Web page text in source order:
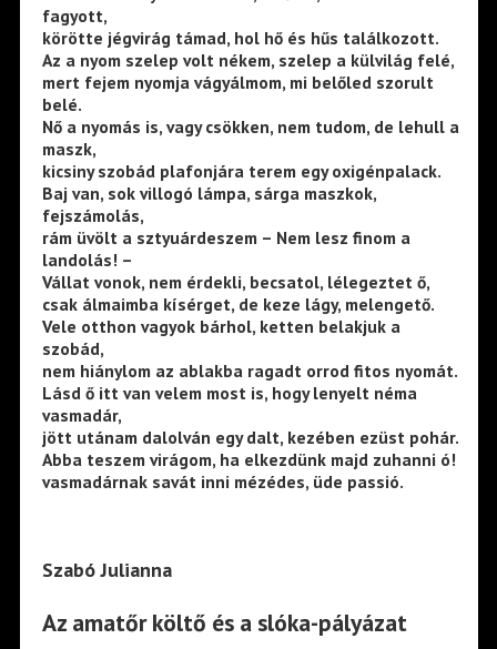
fagyott,
körötte jégvirág támad, hol hő és hűs találkozott.
Az a nyom szelep volt nékem, szelep a külvilág felé,
mert fejem nyomja vágyálmom, mi belőled szorult
belé.
Nő a nyomás is, vagy csökken, nem tudom, de lehull a
maszk,
kicsiny szobád plafonjára terem egy oxigénpalack.
Baj van, sok villogó lámpa, sárga maszkok,
fejszámolás,
rám üvölt a sztyuárdeszem – Nem lesz finom a
landolás! –
Vállat vonok, nem érdekli, becsatol, lélegeztet ő,
csak álmaimba kísérget, de keze lágy, melengető.
Vele otthon vagyok bárhol, ketten belakjuk a
szobád,
nem hiánylom az ablakba ragadt orrod fitos nyomát.
Lásd ő itt van velem most is, hogy lenyelt néma
vasmadár,
jött utánam dalolván egy dalt, kezében ezüst pohár.
Abba teszem virágom, ha elkezdünk majd zuhanni ó!
vasmadárnak savát inni mézédes, üde passió.
Szabó Julianna
Az amatőr költő és a slóka-pályázat